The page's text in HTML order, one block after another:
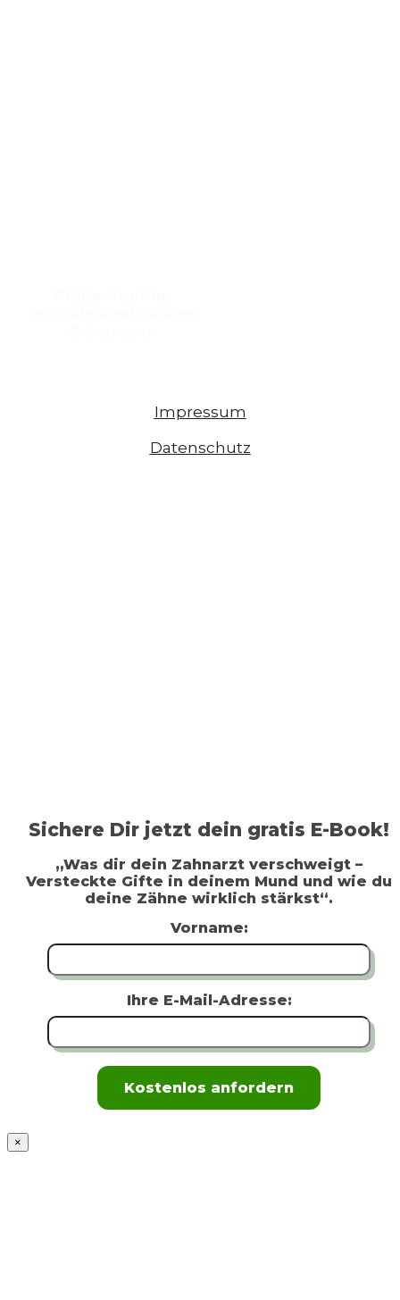
Impressum
Datenschutz
Sichere Dir jetzt dein gratis E-Book!
„Was dir dein Zahnarzt verschweigt –
Versteckte Gifte in deinem Mund und wie du
deine Zähne wirklich stärkst“.
Vorname:
Ihre E-Mail-Adresse:
×